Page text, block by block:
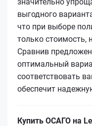
выгодного
что при выборе
только стоимость,
Сравнив
оптимальный
соответствовать
обеспечит
Купить ОСАГО на